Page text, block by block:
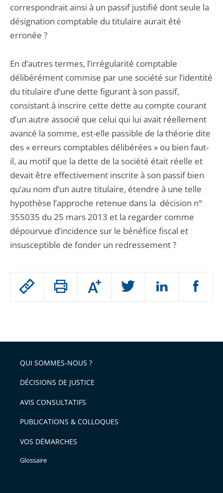
Passer
arriver
après
Augmenter
ou
l'article
pour
avant
correspondrait ainsi à un passif justifié dont seule la
désignation comptable du titulaire aurait été
erronée ?
En d’autres termes, l’irrégularité comptable
délibérément commise par une société sur l’identité
du titulaire d’une dette figurant à son passif,
consistant à inscrire cette dette au compte courant
d’un autre associé que celui qui lui avait réellement
avancé la somme, est-elle passible de la théorie dite
des « erreurs comptables délibérées » ou bien faut-
il, au motif que la dette de la société était réelle et
devait être effectivement inscrite à son passif bien
qu’au nom d’un autre titulaire, étendre à une telle
hypothèse l’approche retenue dans la décision n°
355035 du 25 mars 2013 et la regarder comme
dépourvue d’incidence sur le bénéfice fiscal et
insusceptible de fonder un redressement ?
QUI SOMMES-NOUS ?
DÉCISIONS DE JUSTICE
AVIS CONSULTATIFS
PUBLICATIONS & COLLOQUES
VOS DÉMARCHES
Glossaire